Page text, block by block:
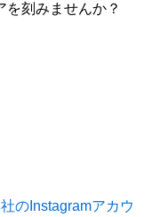
を刻みませんか？
のInstagramアカウ